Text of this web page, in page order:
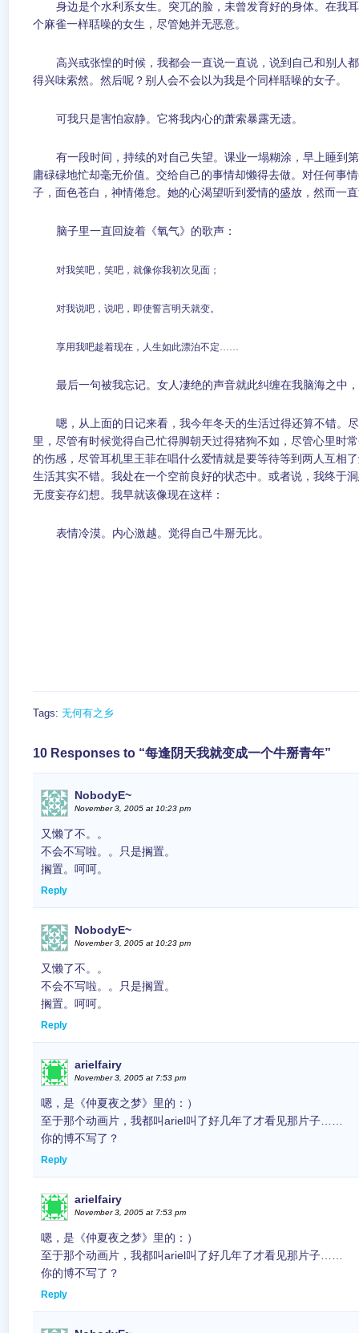
身边是个水利系女生。突兀的脸，未曾发育好的身体。在我
个麻雀一样聒噪的女生，尽管她并无恶意。
高兴或张惶的时候，我都会一直说一直说，说到自己和别人
得兴味索然。然后呢？别人会不会以为我是个同样聒噪的女子。
可我只是害怕寂静。它将我内心的萧索暴露无遗。
有一段时间，持续的对自己失望。课业一塌糊涂，早上睡到
庸碌碌地忙却毫无价值。交给自己的事情却懒得去做。对任何事
子，面色苍白，神情倦怠。她的心渴望听到爱情的盛放，然而一
脑子里一直回旋着《氧气》的歌声：
对我笑吧，笑吧，就像你我初次见面；
对我说吧，说吧，即使誓言明天就变。
享用我吧趁着现在，人生如此漂泊不定……
最后一句被我忘记。女人凄绝的声音就此纠缠在我脑海之中
嗯，从上面的日记来看，我今年冬天的生活过得还算不错。
里，尽管有时候觉得自己忙得脚朝天过得猪狗不如，尽管心里时
的伤感，尽管耳机里王菲在唱什么爱情就是要等待等到两人互
生活其实不错。我处在一个空前良好的状态中。或者说，我终于
无度妄存幻想。我早就该像现在这样：
表情冷漠。内心激越。觉得自己牛掰无比。
Tags: 无何有之乡
10 Responses to “每逢阴天我就变成一个牛掰青年”
NobodyE~
November 3, 2005 at 10:23 pm
又懒了不。。
不会不写啦。。只是搁置。
搁置。呵呵。
Reply
NobodyE~
November 3, 2005 at 10:23 pm
又懒了不。。
不会不写啦。。只是搁置。
搁置。呵呵。
Reply
arielfairy
November 3, 2005 at 7:53 pm
嗯，是《仲夏夜之梦》里的：）
至于那个动画片，我都叫ariel叫了好几年了才看见那片子……
你的博不写了？
Reply
arielfairy
November 3, 2005 at 7:53 pm
嗯，是《仲夏夜之梦》里的：）
至于那个动画片，我都叫ariel叫了好几年了才看见那片子……
你的博不写了？
Reply